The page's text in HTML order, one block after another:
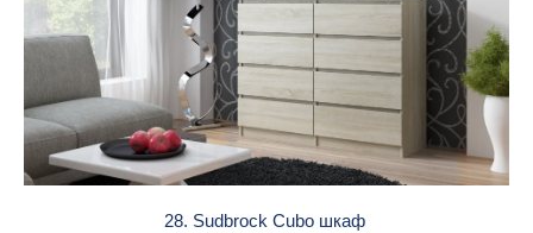
28. Sudbrock Cubo шкаф